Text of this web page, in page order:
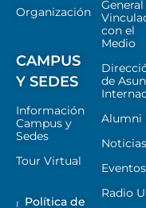
Organización
CAMPUS
Y SEDES
Información
Campus y
Sedes
Tour Virtual
Política de
con el
Medio
de
Alumni
Noticias
Eventos
Radio